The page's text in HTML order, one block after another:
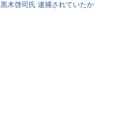
黒木啓司氏 逮捕されていたか